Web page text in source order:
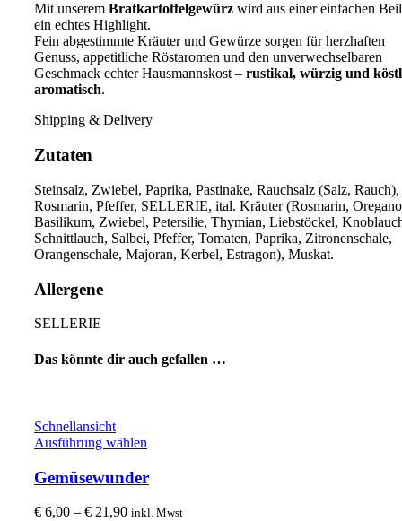
Mit unserem Bratkartoffelgewürz wird aus einer einfachen
ein echtes Highlight.
Fein abgestimmte Kräuter und Gewürze sorgen für herzhaften
Genuss, appetitliche Röstaromen und den unverwechselbaren
Geschmack echter Hausmannskost – rustikal, würzig und
aromatisch.
Shipping & Delivery
Zutaten
Steinsalz, Zwiebel, Paprika, Pastinake, Rauchsalz (Salz, Rauch),
Rosmarin, Pfeffer, SELLERIE, ital. Kräuter (Rosmarin,
Basilikum, Zwiebel, Petersilie, Thymian, Liebstöckel,
Schnittlauch, Salbei, Pfeffer, Tomaten, Paprika, Zitronenschale,
Orangenschale, Majoran, Kerbel, Estragon), Muskat.
Allergene
SELLERIE
Das könnte dir auch gefallen …
Schnellansicht
Ausführung wählen
weist
mehrere
Varianten
Gemüsewunder
€ 6,00 – € 21,90Preisspanne:
inkl. Mwst